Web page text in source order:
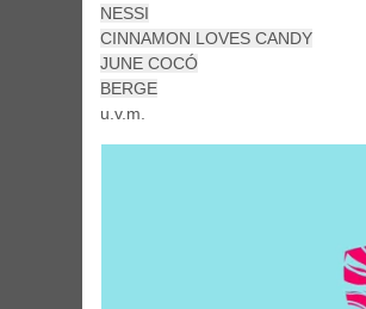
NESSI
CINNAMON LOVES CANDY
JUNE COCÓ
BERGE
u.v.m.